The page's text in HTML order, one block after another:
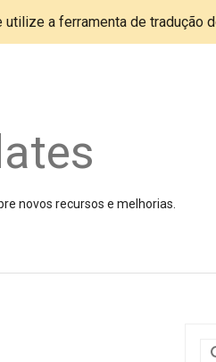
utilize a ferramenta de tradução
novos recursos e melhorias.